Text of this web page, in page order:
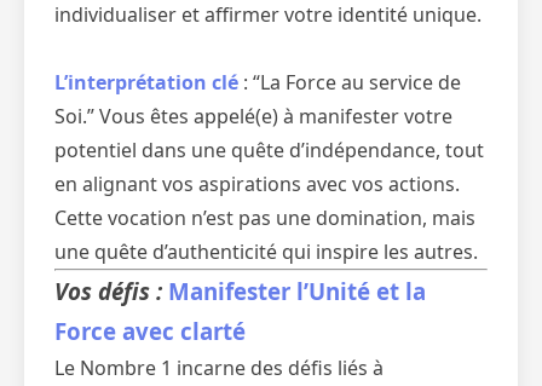
individualiser et affirmer votre identité unique.
L’interprétation clé : “La Force au service de
Soi.” Vous êtes appelé(e) à manifester votre
potentiel dans une quête d’indépendance, tout
en alignant vos aspirations avec vos actions.
Cette vocation n’est pas une domination, mais
une quête d’authenticité qui inspire les autres.
Vos défis : Manifester l’Unité et la
Force avec clarté
Le Nombre 1 incarne des défis liés à